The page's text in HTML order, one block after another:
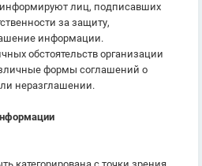
лиц, подписавших
за защиту,
информации.
обстоятельств организации
формы соглашений о
неразглашении.